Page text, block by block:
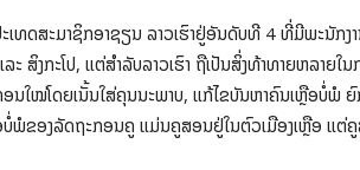
ທດສະມາຊິກອາຊຽນ ລາວເຮົາຢູ່ອັນດັບທີ 4 ທີ່ມີພະນັກ
ສິງກະໂປ, ແຕ່ສໍາລັບລາວເຮົາ ຖືເປັນສິ່ງທ້າທາຍຫລາຍໃ
ໃໝ່ໂດຍເນັ້ນໃສ່ຄຸນນະພາບ, ແກ້ໄຂບັນຫາຄົນເຫຼືອບໍ່ພໍ ຍົ
ບໍ່ພໍຂອງລັດຖະກອນຄູ ແມ່ນຄູສອນຢູ່ໃນຕົວເມືອງເຫຼືອ ແ